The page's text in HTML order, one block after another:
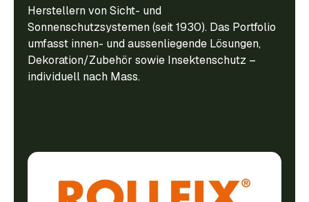
Herstellern von Sicht- und
Sonnenschutzsystemen (seit 1930). Das Portfolio
umfasst innen- und aussenliegende Lösungen,
Dekoration/Zubehör sowie Insektenschutz –
individuell nach Mass.